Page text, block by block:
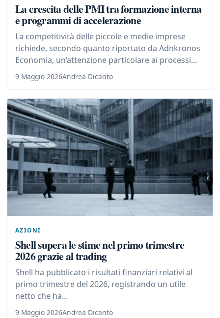
La crescita delle PMI tra formazione interna
e programmi di accelerazione
La competitività delle piccole e medie imprese
richiede, secondo quanto riportato da Adnkronos
Economia, un’attenzione particolare ai processi...
9 Maggio 2026Andrea Dicanto
AZIONI
Shell supera le stime nel primo trimestre
2026 grazie al trading
Shell ha pubblicato i risultati finanziari relativi al
primo trimestre del 2026, registrando un utile
netto che ha...
9 Maggio 2026Andrea Dicanto